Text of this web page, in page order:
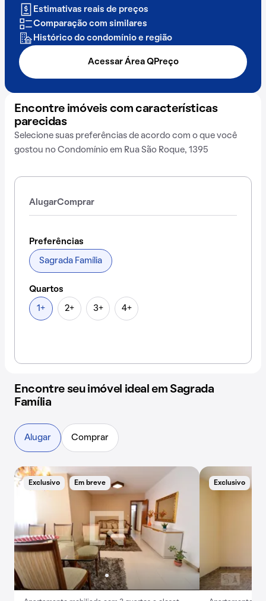
Estimativas reais de preços
Comparação com similares
Histórico do condomínio e região
Acessar Área QPreço
Encontre imóveis com características
parecidas
Selecione suas preferências de acordo com o que você
gostou no Condomínio em Rua São Roque, 1395
AlugarComprar
Preferências
Sagrada Família
Quartos
1+ 2+ 3+ 4+
Encontre seu imóvel ideal em Sagrada
Família
Exclusivo Em breve Exclusivo
Alugar Comprar